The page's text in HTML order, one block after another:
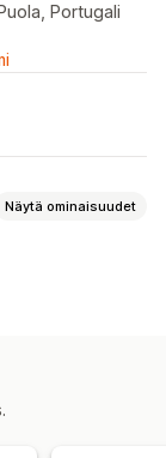
Portugali
Näytä ominaisuudet